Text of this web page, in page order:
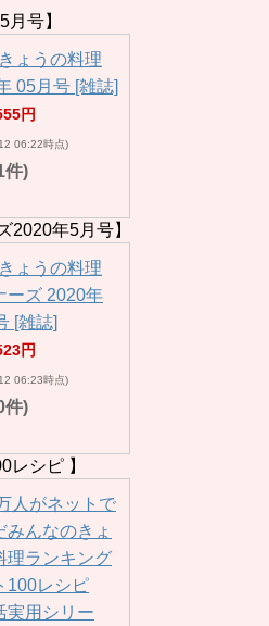
号】
ょうの料理
05月号 [雑誌]
円
06:22時点)
件)
2020年5月号】
ょうの料理
ーズ 2020年
[雑誌]
円
06:23時点)
件)
レシピ 】
人がネットで
みんなのきょ
理ランキング
100レシピ
実用シリー